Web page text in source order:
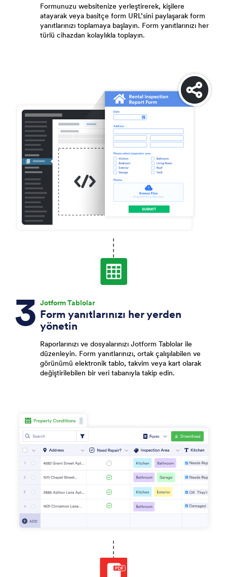
Formunuzu websitenize yerleştirerek, kişilere
atayarak veya basitçe form URL’sini paylaşarak form
yanıtlarınızı toplamaya başlayın. Form yanıtlarınızı her
türlü cihazdan kolaylıkla toplayın.
Jotform Tablolar
Form yanıtlarınızı her yerden
yönetin
Raporlarınızı ve dosyalarınızı Jotform Tablolar ile
düzenleyin. Form yanıtlarınızı, ortak çalışılabilen ve
görünümü elektronik tablo, takvim veya kart olarak
değiştirilebilen bir veri tabanıyla takip edin.